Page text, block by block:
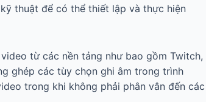
thuật để có thể thiết lập và thực hiện
từ các nền tảng như bao gồm Twitch,
ghép các tùy chọn ghi âm trong trình
trong khi không phải phân vân đến các